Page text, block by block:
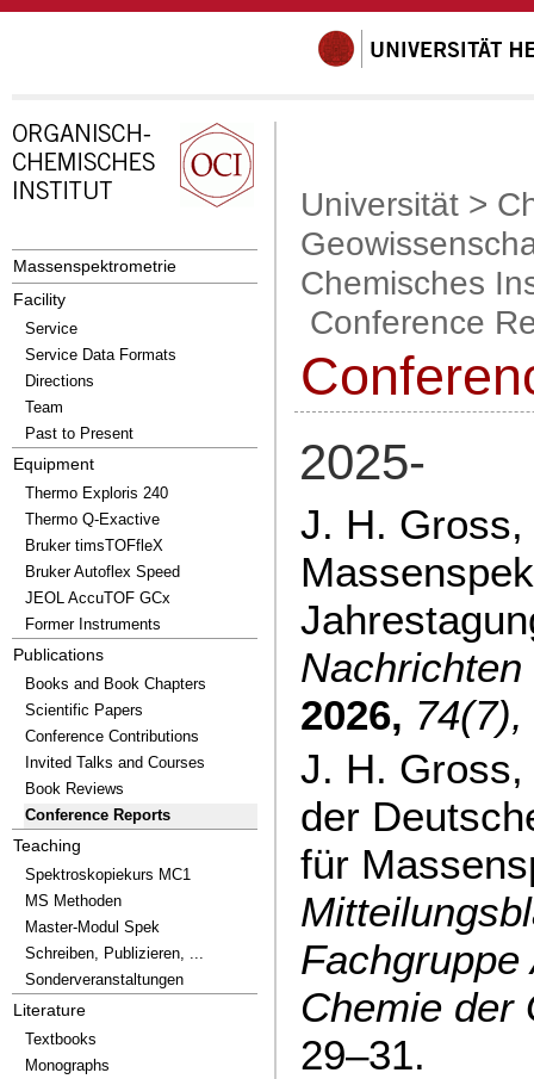
Massenspektrometrie
Facility
Service
Service Data Formats
Directions
Team
Past to Present
Equipment
Thermo Exploris 240
Thermo Q-Exactive
Bruker timsTOFfleX
Bruker Autoflex Speed
JEOL AccuTOF GCx
Former Instruments
Publications
Books and Book Chapters
Scientific Papers
Conference Contributions
Invited Talks and Courses
Book Reviews
Conference Reports
Teaching
Spektroskopiekurs MC1
MS Methoden
Master-Modul Spek
Schreiben, Publizieren, ...
Sonderveranstaltungen
Literature
Textbooks
Monographs
Universität >
Chemisches
Conference
2025-
J. H. Gross,
2026, 74(7),
J. H. Gross,
der
für
Chemie der
29–31.